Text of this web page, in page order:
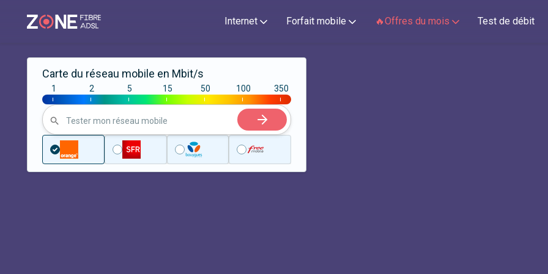
Internet Forfait mobile 🔥Offres du mois Test de débit
Carte du réseau mobile en Mbit/s
|
1
|
2
|
5
|
15
|
50
|
100
|
350
Tester mon réseau mobile